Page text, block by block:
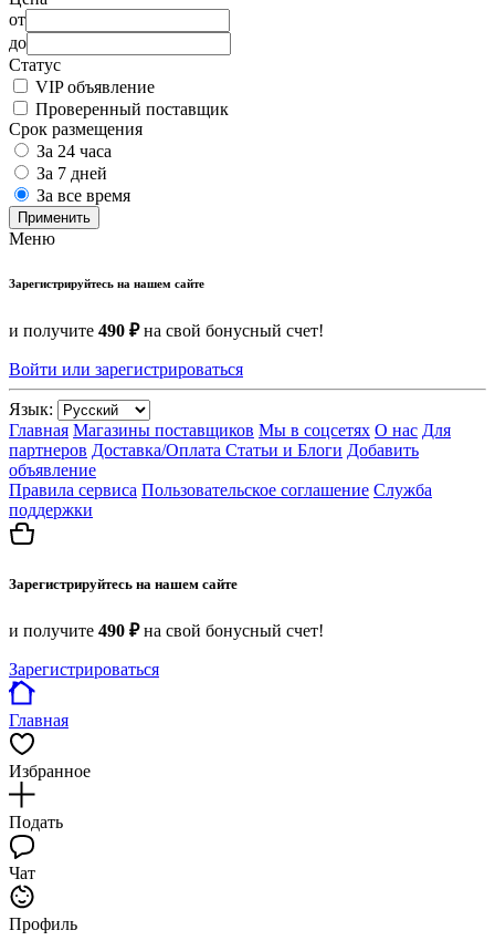
от
до
Статус
VIP объявление
Проверенный поставщик
Срок размещения
За 24 часа
За 7 дней
За все время
Применить
Меню
Зарегистрируйтесь на нашем сайте
и получите 490 ₽на свой бонусный счет!
Войти или зарегистрироваться
Язык:
Главная Магазины поставщиков Мы в соцсетях О нас Для
партнеров Доставка/Оплата Статьи и Блоги Добавить
объявление
Правила сервиса Пользовательское соглашение Служба
поддержки
Зарегистрируйтесь на нашем сайте
и получите 490 ₽на свой бонусный счет!
Зарегистрироваться
Главная
Избранное
Подать
Чат
Профиль